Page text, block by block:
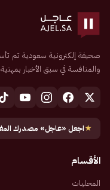
والمنافسة في سبق الأخبار
★اجعل «عاجل» مصدرك
الأقسام
المحليات